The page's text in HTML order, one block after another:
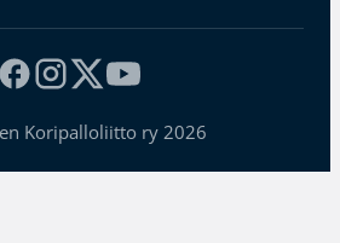
Koripalloliitto ry 2026